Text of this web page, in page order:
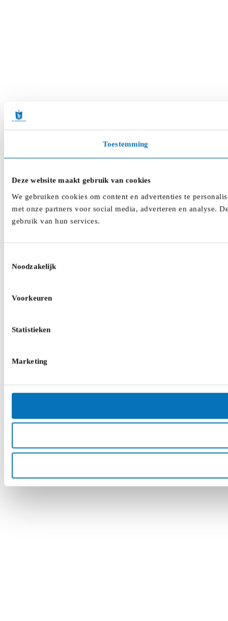
Toestemming
Deze website maakt gebruik van cookies
We gebruiken cookies om content en advertenties te
met onze partners voor social media, adverteren en analyse.
gebruik van hun services.
Noodzakelijk
Voorkeuren
Statistieken
Marketing